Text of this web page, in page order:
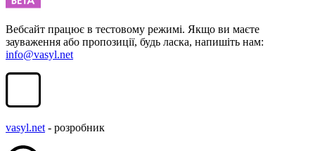
Вебсайт працює в тестовому режимі. Якщо ви маєте
зауваження або пропозиції, будь ласка, напишіть нам:
info@vasyl.net
vasyl.net - розробник